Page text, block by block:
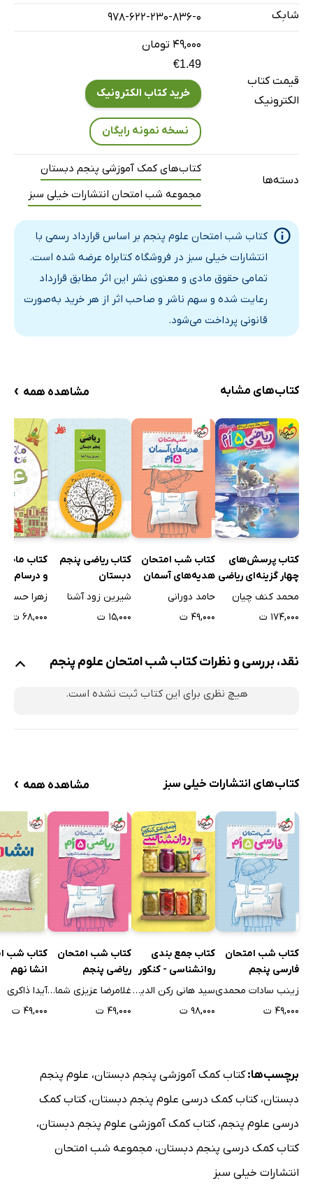
آزمون شماره 12 (امتحان درس نهم)
آزمون شماره 15 (امتحان درس دوازدهم)
آزمون شماره 16 (امتحان نوبت دوم)
آزمون شماره 19 (امتحان نوبت دوم)
درس‌نامه‌ی توپ برای شب امتحان
شابک
978-622-230-836-0
قیمت کتاب
الکترونیک
۴۹,۰۰۰ تومان
€1.49
خرید کتاب الکترونیک
نسخه نمونه رایگان
دسته‌ها
کتاب‌های کمک آموزشی پنجم دبستان
مجموعه شب امتحان انتشارات خیلی سبز
کتاب شب امتحان علوم پنجم بر اساس قرارداد رسمی با
انتشارات خیلی سبز در فروشگاه کتابراه عرضه شده است.
تمامی حقوق مادی و معنوی نشر این اثر مطابق قرارداد
رعایت شده و سهم ناشر و صاحب اثر از هر خرید به‌صورت
قانونی پرداخت می‌شود.
کتاب‌های مشابه مشاهده همه ›
کتاب پرسش‌های
چهار گزینه‌ای ریاضی
پنجم دبستان
محمد کنف چیان
۱۷۴,۰۰۰ ت
کتاب شب امتحان
هدیه‌های آسمان
پنجم
حامد دورانی
۴۹,۰۰۰ ت
کتاب ریاضی پنجم
دبستان
شیرین زود آشنا
۱۵,۰۰۰ ت
کتاب
و درسام:
پنجم
زهرا
۶۸,۰۰۰ ت
نقد، بررسی و نظرات کتاب شب امتحان علوم پنجم
هیچ نظری برای این کتاب ثبت نشده است.
کتاب‌های انتشارات خیلی سبز مشاهده همه ›
کتاب شب امتحان
فارسی پنجم
زینب سادات محمدی
۴۹,۰۰۰ ت
کتاب جمع بندی
روانشناسی - کنکور
سید هانی رکن الدینی
۹۸,۰۰۰ ت
کتاب شب امتحان
ریاضی پنجم
غلامرضا عزیزی شمامی
۴۹,۰۰۰ ت
کتاب شب
انشا نهم
آیدا ذاکری
۴۹,۰۰۰ ت
برچسب‌ها:کتاب کمک آموزشی پنجم دبستان، علوم پنجم
دبستان،کتاب کمک درسی علوم پنجم دبستان،کتاب کمک
درسی علوم پنجم،کتاب کمک آموزشی علوم پنجم دبستان،
کتاب کمک درسی پنجم دبستان، مجموعه شب امتحان
انتشارات خیلی سبز